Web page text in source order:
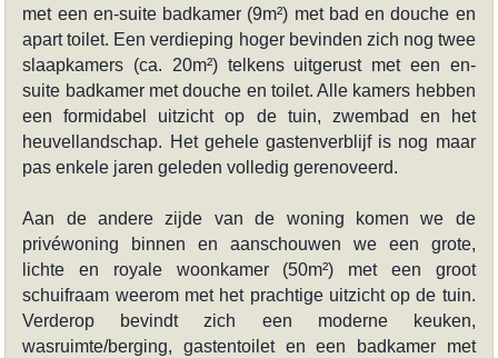
met een en-suite badkamer (9m²) met bad en douche en
apart toilet. Een verdieping hoger bevinden zich nog twee
slaapkamers (ca. 20m²) telkens uitgerust met een en-
suite badkamer met douche en toilet. Alle kamers hebben
een formidabel uitzicht op de tuin, zwembad en het
heuvellandschap. Het gehele gastenverblijf is nog maar
pas enkele jaren geleden volledig gerenoveerd.
Aan de andere zijde van de woning komen we de
privéwoning binnen en aanschouwen we een grote,
lichte en royale woonkamer (50m²) met een groot
schuifraam weerom met het prachtige uitzicht op de tuin.
Verderop bevindt zich een moderne keuken,
wasruimte/berging, gastentoilet en een badkamer met